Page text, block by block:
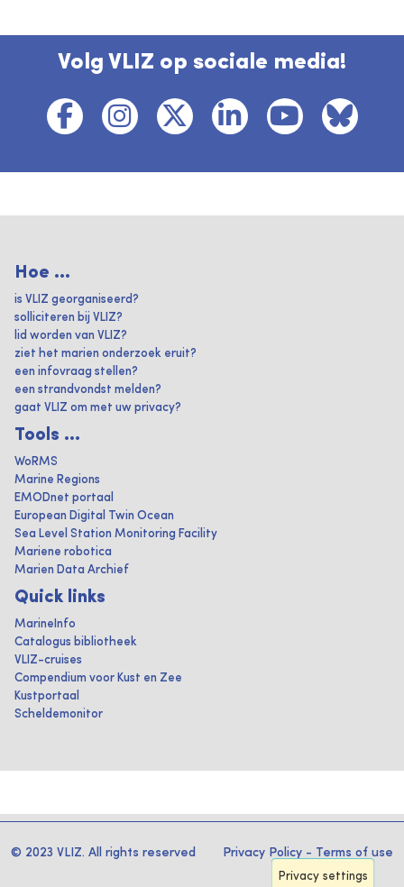
Volg VLIZ op sociale media!
Hoe ...
is VLIZ georganiseerd?
solliciteren bij VLIZ?
lid worden van VLIZ?
ziet het marien onderzoek eruit?
een infovraag stellen?
een strandvondst melden?
gaat VLIZ om met uw privacy?
Tools ...
WoRMS
Marine Regions
EMODnet portaal
European Digital Twin Ocean
Sea Level Station Monitoring Facility
Mariene robotica
Marien Data Archief
Quick links
MarineInfo
Catalogus bibliotheek
VLIZ-cruises
Compendium voor Kust en Zee
Kustportaal
Scheldemonitor
© 2023 VLIZ. All rights reserved Privacy Policy - Terms of use
Privacy settings